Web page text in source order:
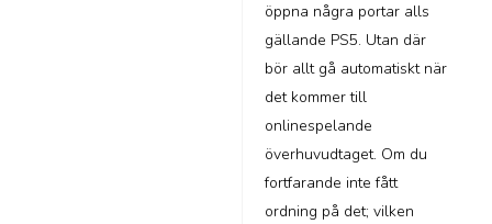
öppna några portar alls
gällande PS5. Utan där
bör allt gå automatiskt när
det kommer till
onlinespelande
överhuvudtaget. Om du
fortfarande inte fått
ordning på det; vilken